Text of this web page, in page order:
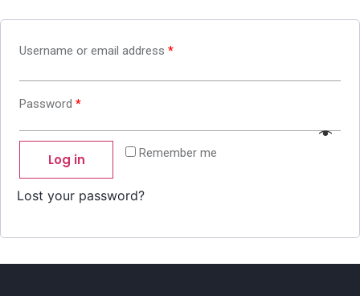
Username or email address *
Password *
Remember me
Log in
Lost your password?